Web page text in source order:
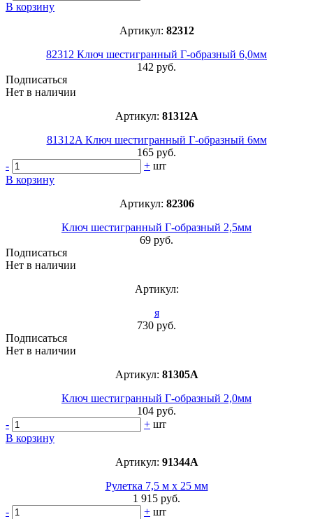
В корзину
Артикул: 82312
82312 Ключ шестигранный Г-образный 6,0мм
142 руб.
Подписаться
Нет в наличии
Артикул: 81312A
81312A Ключ шестигранный Г-образный 6мм
165 руб.
-
+ шт
В корзину
Артикул: 82306
Ключ шестигранный Г-образный 2,5мм
69 руб.
Подписаться
Нет в наличии
Артикул:
я
730 руб.
Подписаться
Нет в наличии
Артикул: 81305А
Ключ шестигранный Г-образный 2,0мм
104 руб.
-
+ шт
В корзину
Артикул: 91344A
Рулетка 7,5 м х 25 мм
1 915 руб.
-
+ шт